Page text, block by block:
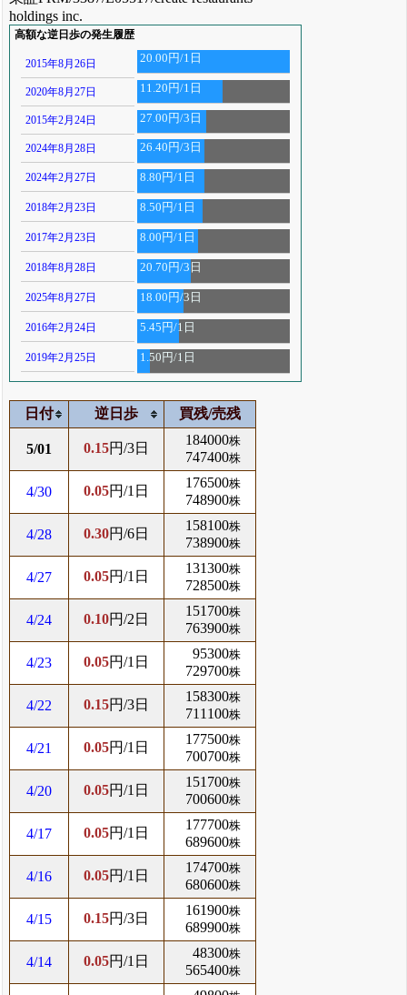
holdings inc.
高額な逆日歩の発生履歴
2015年8月26日 20.00円/1日
2020年8月27日 11.20円/1日
2015年2月24日 27.00円/3日
2024年8月28日 26.40円/3日
2024年2月27日 8.80円/1日
2018年2月23日 8.50円/1日
2017年2月23日 8.00円/1日
2018年8月28日 20.70円/3日
2025年8月27日 18.00円/3日
2016年2月24日 5.45円/1日
2019年2月25日 1.50円/1日
日付 逆日歩 買残/売残
5/01 0.15円/3日
184000株
747400株
4/30 0.05円/1日
176500株
748900株
4/28 0.30円/6日
158100株
738900株
4/27 0.05円/1日
131300株
728500株
4/24 0.10円/2日
151700株
763900株
4/23 0.05円/1日
95300株
729700株
4/22 0.15円/3日
158300株
711100株
4/21 0.05円/1日
177500株
700700株
4/20 0.05円/1日
151700株
700600株
4/17 0.05円/1日
177700株
689600株
4/16 0.05円/1日
174700株
680600株
4/15 0.15円/3日
161900株
689900株
4/14 0.05円/1日
48300株
565400株